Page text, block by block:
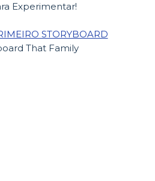
Experimentar!
STORYBOARD